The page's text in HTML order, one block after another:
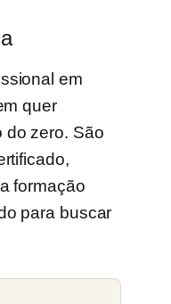
em
quer
do zero. São
formação
para buscar